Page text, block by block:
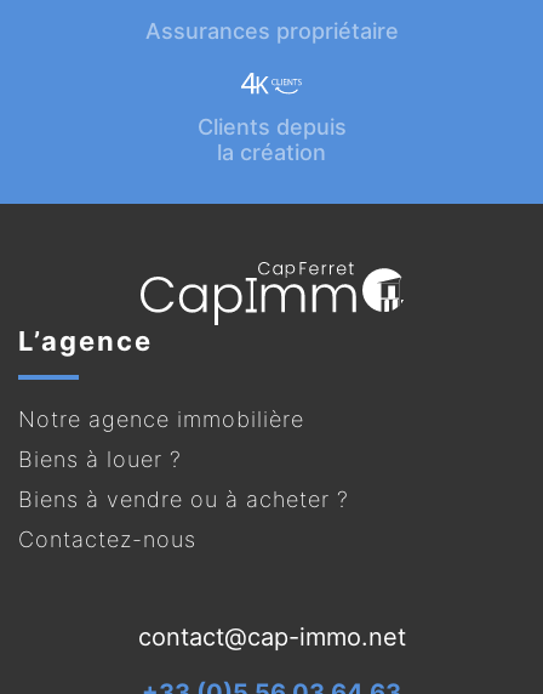
Assurances propriétaire
Clients depuis
la création
L’agence
Notre agence immobilière
Biens à louer ?
Biens à vendre ou à acheter ?
Contactez-nous
contact@cap-immo.net